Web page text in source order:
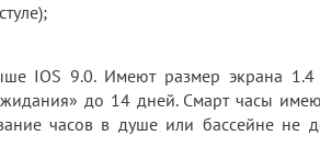
IOS 9.0. Имеют размер экрана
до 14 дней. Смарт часы
часов в душе или бассейне не